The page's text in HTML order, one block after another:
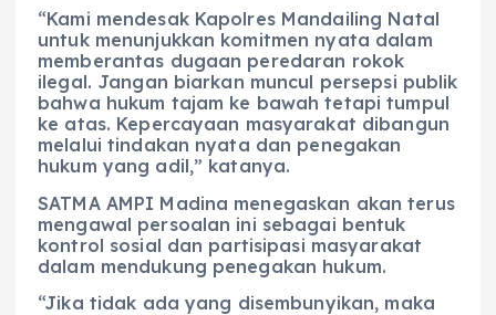
“Kami mendesak Kapolres Mandailing Natal
untuk menunjukkan komitmen nyata dalam
memberantas dugaan peredaran rokok
ilegal. Jangan biarkan muncul persepsi publik
bahwa hukum tajam ke bawah tetapi tumpul
ke atas. Kepercayaan masyarakat dibangun
melalui tindakan nyata dan penegakan
hukum yang adil,” katanya.
SATMA AMPI Madina menegaskan akan terus
mengawal persoalan ini sebagai bentuk
kontrol sosial dan partisipasi masyarakat
dalam mendukung penegakan hukum.
“Jika tidak ada yang disembunyikan, maka